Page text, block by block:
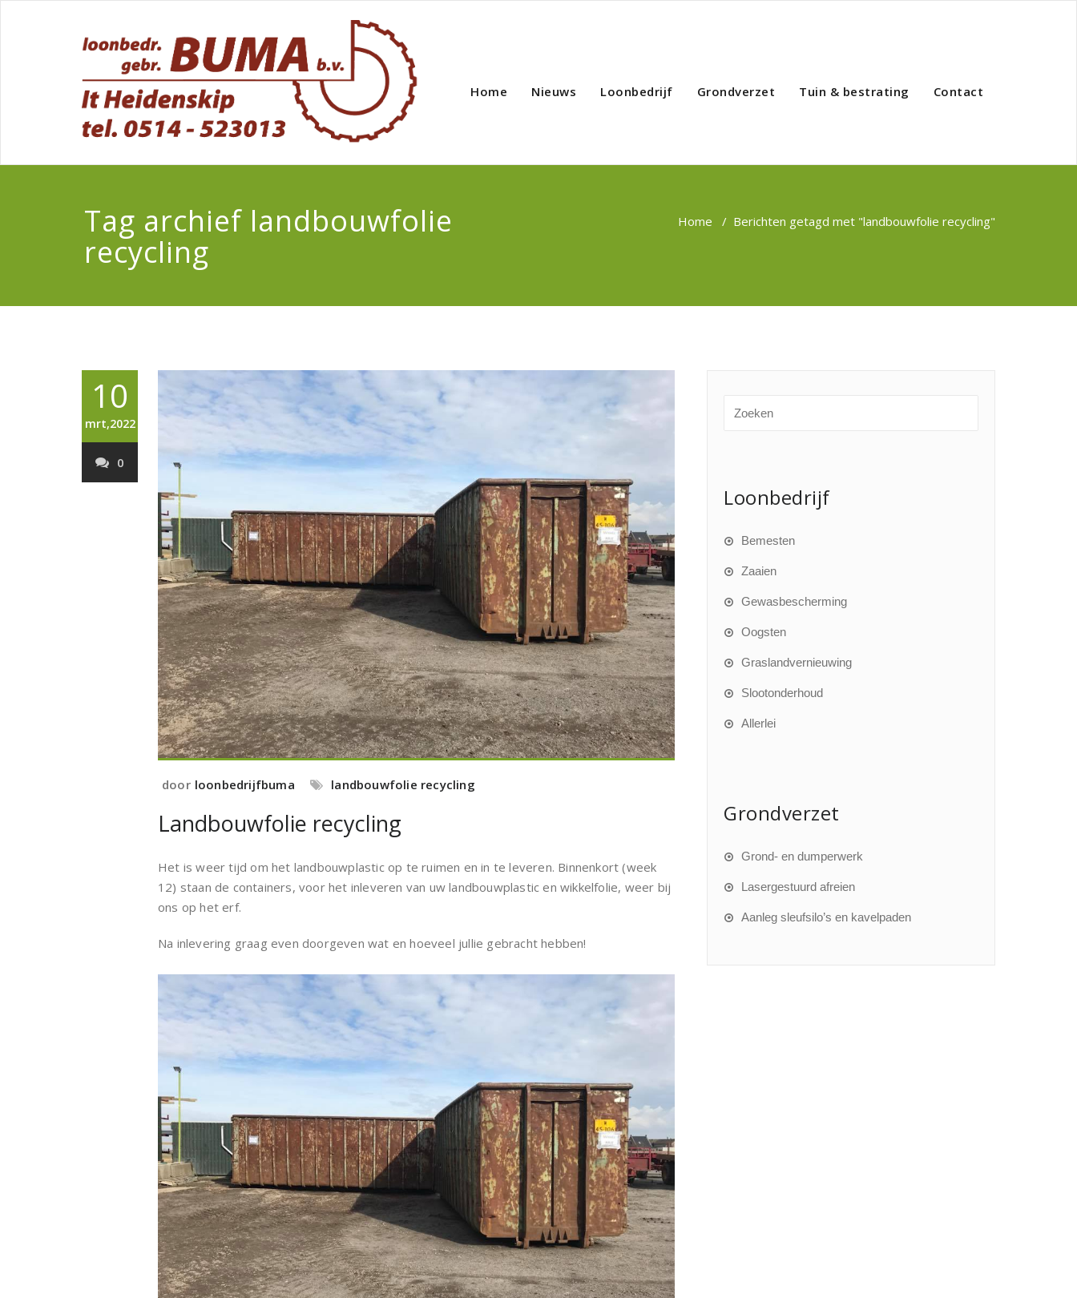
Home Nieuws Loonbedrijf Grondverzet Tuin & bestrating Contact
Tag archief landbouwfolie
recycling
Home / Berichten getagd met "landbouwfolie recycling"
10
mrt,2022
0
door loonbedrijfbuma landbouwfolie recycling
Landbouwfolie recycling
Het is weer tijd om het landbouwplastic op te ruimen en in te leveren. Binnenkort (week
12) staan de containers, voor het inleveren van uw landbouwplastic en wikkelfolie, weer bij
ons op het erf.
Na inlevering graag even doorgeven wat en hoeveel jullie gebracht hebben!
Loonbedrijf
Bemesten
Zaaien
Gewasbescherming
Oogsten
Graslandvernieuwing
Slootonderhoud
Allerlei
Grondverzet
Grond- en dumperwerk
Lasergestuurd afreien
Aanleg sleufsilo’s en kavelpaden